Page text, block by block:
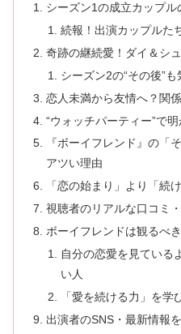
シーズン1の成立カップル
続報！出演カップルた
奇跡の継続愛！ダイ＆シ
シーズン2の“その後”
恋人未満から友情へ？関
“ウォッチパーティー”で
『ボーイフレンド』の「
アツい理由
「恋の始まり」より「続
視聴者のリアルな口コミ
ボーイフレンドは観るべ
自分の恋愛を見ている
い人
「愛を続ける力」を学
出演者のSNS・最新情報